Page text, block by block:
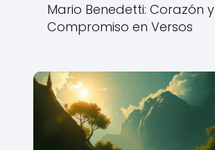
Mario Benedetti: Corazón y
Compromiso en Versos